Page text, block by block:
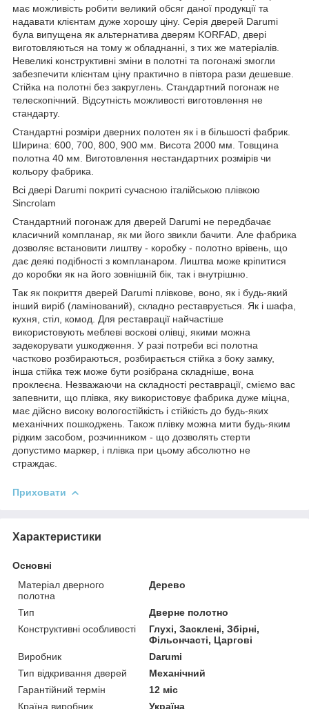
має можливість робити великий обсяг даної продукції та
надавати клієнтам дуже хорошу ціну. Серія дверей Darumi
була випущена як альтернатива дверям KORFAD, двері
виготовляються на тому ж обладнанні, з тих же матеріалів.
Невеликі конструктивні зміни в полотні та погонажі змогли
забезпечити клієнтам ціну практично в півтора рази дешевше.
Стійка на полотні без закруглень. Стандартний погонаж не
телескопічний. Відсутність можливості виготовлення не
стандарту.
Стандартні розміри дверних полотен як і в більшості фабрик.
Ширина: 600, 700, 800, 900 мм. Висота 2000 мм. Товщина
полотна 40 мм. Виготовлення нестандартних розмірів чи
кольору фабрика.
Всі двері Darumi покриті сучасною італійською плівкою
Sincrolam
Стандартний погонаж для дверей Darumi не передбачає
класичний компланар, як ми його звикли бачити. Але фабрика
дозволяє встановити лиштву - коробку - полотно врівень, що
дає деякі подібності з компланаром. Лиштва може кріпитися
до коробки як на його зовнішній бік, так і внутрішню.
Так як покриття дверей Darumi плівкове, воно, як і будь-який
інший виріб (ламінований), складно реставрується. Як і шафа,
кухня, стіл, комод. Для реставрації найчастіше
використовують меблеві воскові олівці, якими можна
задекорувати ушкодження. У разі потреби всі полотна
частково розбираються, розбирається стійка з боку замку,
інша стійка теж може бути розібрана складніше, вона
проклеєна. Незважаючи на складності реставрації, сміємо вас
запевнити, що плівка, яку використовує фабрика дуже міцна,
має дійсно високу вологостійкість і стійкість до будь-яких
механічних пошкоджень. Також плівку можна мити будь-яким
рідким засобом, розчинником - що дозволять стерти
допустимо маркер, і плівка при цьому абсолютно не
страждає.
Приховати
Характеристики
Основні
Матеріал дверного
полотна
Дерево
Тип
Дверне полотно
Конструктивні особливості
Глухі, Засклені, Збірні,
Фільончасті, Царгові
Виробник
Darumi
Тип відкривання дверей
Механічний
Гарантійний термін
12 міс
Країна виробник
Україна